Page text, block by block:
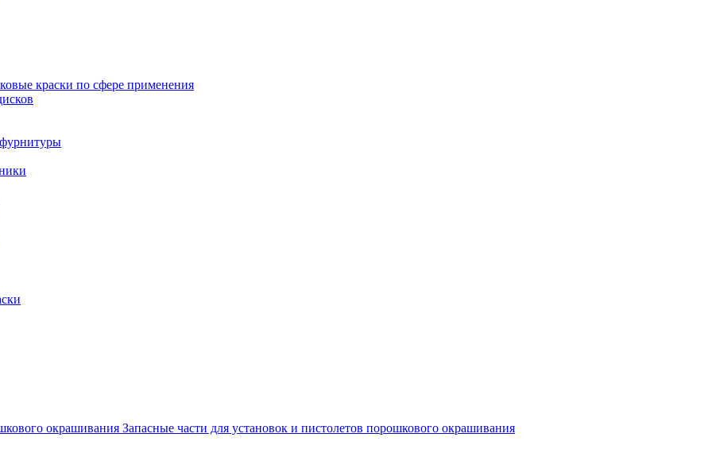
краски по сфере применения
Запасные части для установок и пистолетов порошкового окрашивания